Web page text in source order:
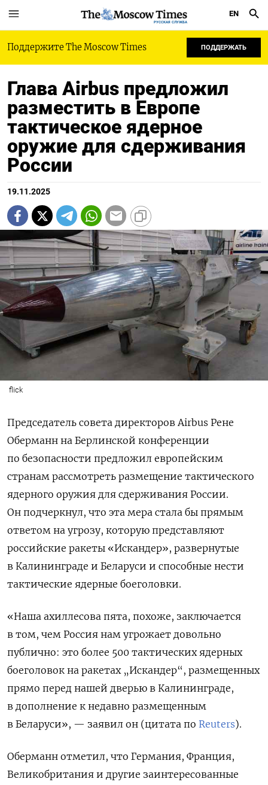
РУССКАЯ СЛУЖБА
EN
Поддержите The Moscow Times ПОДДЕРЖАТЬ
Глава Airbus предложил
разместить в Европе
тактическое ядерное
оружие для сдерживания
России
19.11.2025
flick
Председатель совета директоров Airbus Рене
Оберманн на Берлинской конференции
по безопасности предложил европейским
странам рассмотреть размещение тактического
ядерного оружия для сдерживания России.
Он подчеркнул, что эта мера стала бы прямым
ответом на угрозу, которую представляют
российские ракеты «Искандер», развернутые
в Калининграде и Беларуси и способные нести
тактические ядерные боеголовки.
«Наша ахиллесова пята, похоже, заключается
в том, чем Россия нам угрожает довольно
публично: это более 500 тактических ядерных
боеголовок на ракетах „Искандер“, размещенных
прямо перед нашей дверью в Калининграде,
в дополнение к недавно размещенным
в Беларуси», — заявил он (цитата по Reuters).
Оберманн отметил, что Германия, Франция,
Великобритания и другие заинтересованные